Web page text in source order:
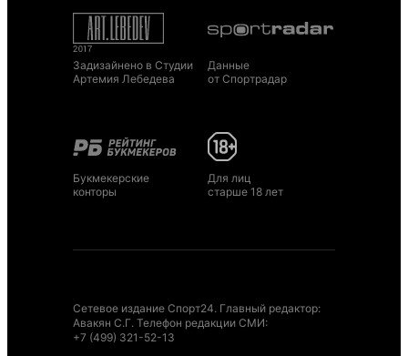
Задизайнено в Студии
Артемия Лебедева
Данные
от Спортрадар
Букмекерские
конторы
Для лиц
старше 18 лет
Сетевое издание Спорт24. Главный редактор:
Авакян С.Г. Телефон редакции СМИ:
+7 (499) 321-52-13